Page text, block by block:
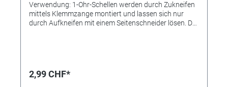
Verwendung: 1-Ohr-Schellen werden durch Zukneifen
mittels Klemmzange montiert und lassen sich nur
durch Aufkneifen mit einem Seitenschneider lösen. Der
"federt" selbst nach, • keine überstehenden
2,99 CHF*